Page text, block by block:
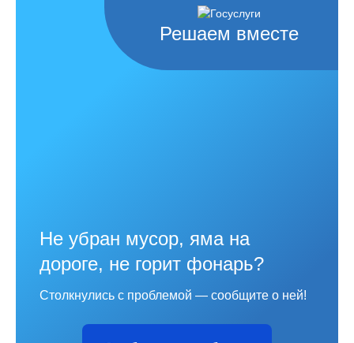
Решаем вместе
Не убран мусор, яма на
дороге, не горит фонарь?
Столкнулись с проблемой — сообщите о ней!